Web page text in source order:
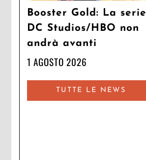
Booster Gold: La serie
DC Studios/HBO non
andrà avanti
1 AGOSTO 2026
TUTTE LE NEWS